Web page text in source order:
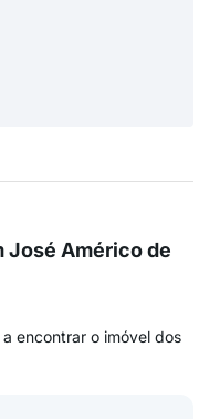
José Américo de
encontrar o imóvel dos